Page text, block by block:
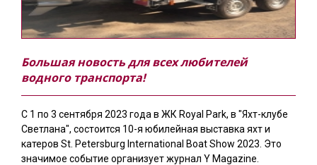
Большая новость для всех любителей
водного транспорта!
С 1 по 3 сентября 2023 года в ЖК Royal Park, в "Яхт-клубе
Светлана", состоится 10-я юбилейная выставка яхт и
катеров St. Petersburg International Boat Show 2023. Это
значимое событие организует журнал Y Magazine.